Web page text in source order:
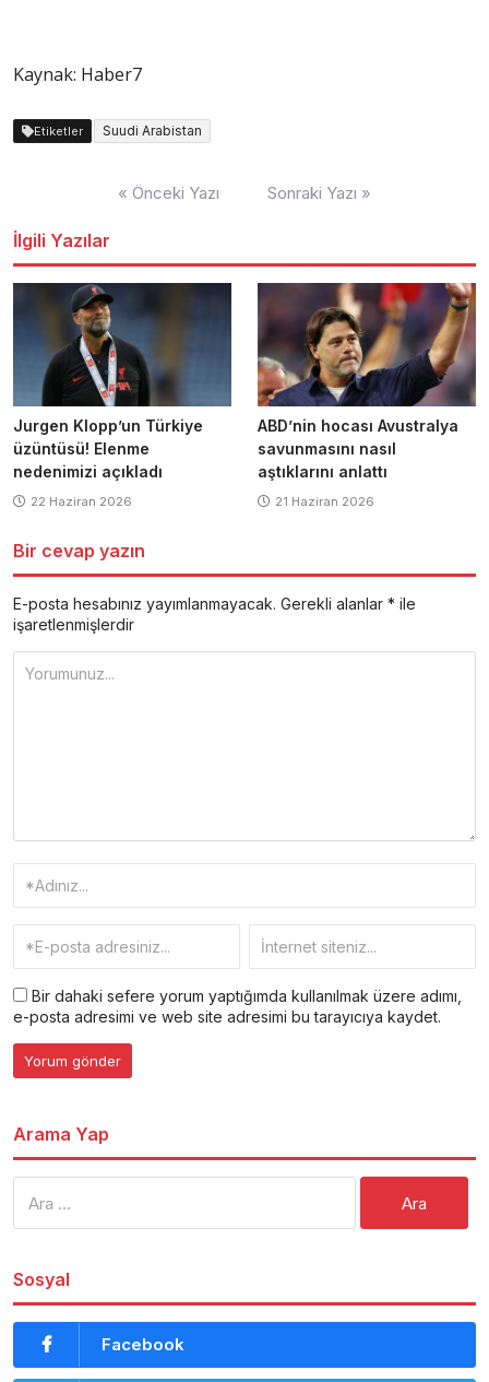
Kaynak: Haber7
Etiketler Suudi Arabistan
« Önceki Yazı Sonraki Yazı »
İlgili Yazılar
Jurgen Klopp’un Türkiye
üzüntüsü! Elenme
nedenimizi açıkladı
22 Haziran 2026
ABD’nin hocası Avustralya
savunmasını nasıl
aştıklarını anlattı
21 Haziran 2026
Bir cevap yazın
E-posta hesabınız yayımlanmayacak. Gerekli alanlar * ile
işaretlenmişlerdir
Bir dahaki sefere yorum yaptığımda kullanılmak üzere adımı,
e-posta adresimi ve web site adresimi bu tarayıcıya kaydet.
Arama Yap
Sosyal
Facebook